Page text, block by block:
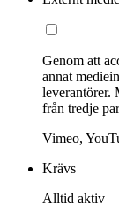
Genom att
annat
leverantörer.
från tredje
Vimeo,
Krävs
Alltid aktiv